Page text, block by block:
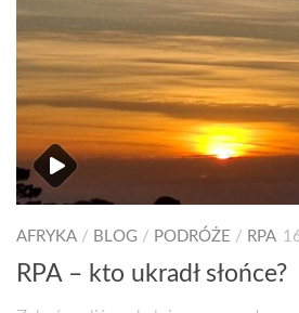
AFRYKA / BLOG / PODRÓŻE / RPA
RPA – kto ukradł słońce?